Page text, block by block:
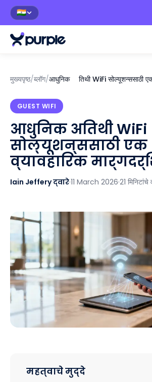
🇮🇳
मुख्यपृष्ठ/ब्लॉग/आधुनिक अतिथी WiFi सोल्यूशन्ससाठी एक
GUEST WIFI
आधुनिक अतिथी WiFi
सोल्यूशन्ससाठी एक
व्यावहारिक
Iain Jeffery द्वारे·11 March 2026·21 मिनिटांचे
महत्वाचे मुद्दे